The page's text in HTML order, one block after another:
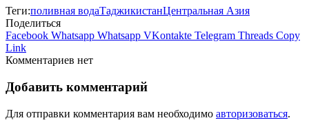
Теги:поливная водаТаджикистанЦентральная Азия
Поделиться
Facebook Whatsapp Whatsapp VKontakte Telegram Threads Copy
Link
Комментариев нет
Добавить комментарий
Для отправки комментария вам необходимо авторизоваться.